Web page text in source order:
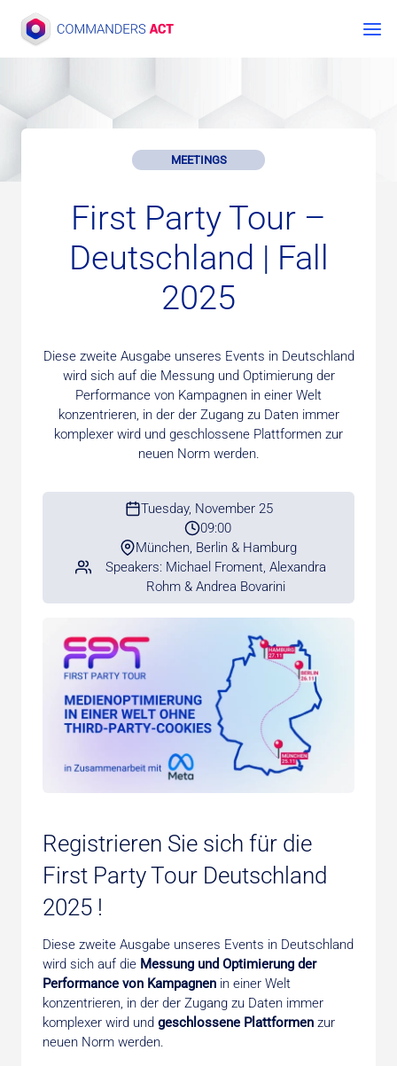
content
MEETINGS
First Party Tour –
Deutschland | Fall
2025
Diese zweite Ausgabe unseres Events in Deutschland
wird sich auf die Messung und Optimierung der
Performance von Kampagnen in einer Welt
konzentrieren, in der der Zugang zu Daten immer
komplexer wird und geschlossene Plattformen zur
neuen Norm werden.
Tuesday, November 25
09:00
München, Berlin & Hamburg
Speakers: Michael Froment, Alexandra
Rohm & Andrea Bovarini
Registrieren Sie sich für die
First Party Tour Deutschland
2025 !
Diese zweite Ausgabe unseres Events in Deutschland
wird sich auf die Messung und Optimierung der
Performance von Kampagnen in einer Welt
konzentrieren, in der der Zugang zu Daten immer
komplexer wird und geschlossene Plattformen zur
neuen Norm werden.